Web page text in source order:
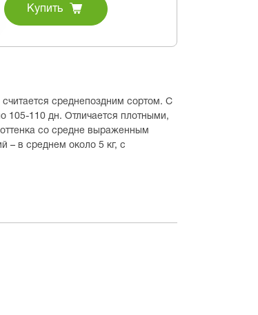
Купить
среднепоздним сортом. С
105-110 дн. Отличается плотными,
со средне выраженным
– в среднем около 5 кг, с